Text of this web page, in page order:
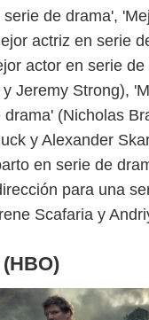
de drama',
actriz en serie
actor en serie
Jeremy Strong),
(Nicholas
y Alexander
en serie de
para una
Scafaria y
Espinof